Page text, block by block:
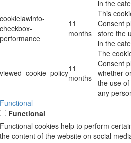
in the
cookielawinfo-
checkbox-
performance
11
months
This
Consent
store the
in the
viewed_cookie_policy11
months
The
Consent
whether
the use
any
Functional
Functional
Functional cookies help to perform
the content of the website on social